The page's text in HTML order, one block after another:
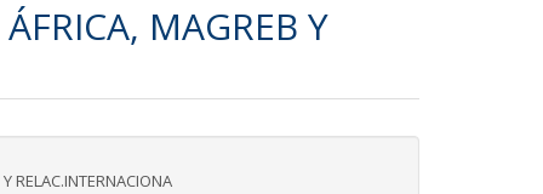
MAGREB Y
RELAC.INTERNACIONA